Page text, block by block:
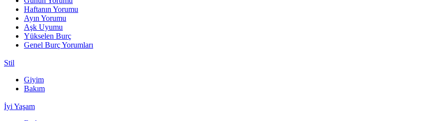
Haftanın Yorumu
Ayın Yorumu
Aşk Uyumu
Yükselen Burç
Genel Burç Yorumları
Stil
Giyim
Bakım
İyi Yaşam